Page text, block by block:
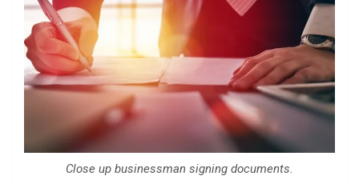
Close up businessman signing documents.